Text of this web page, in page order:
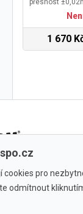
přesnost
3V typ
kazetě
1 670
pro
odmítnout